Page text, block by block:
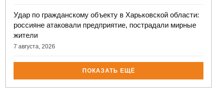
Удар по гражданскому объекту в Харьковской области:
россияне атаковали предприятие, пострадали мирные
жители
7 августа, 2026
ПОКАЗАТЬ ЕЩЁ